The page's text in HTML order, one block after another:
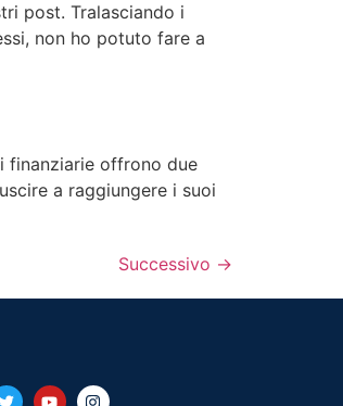
post. Tralasciando i
non ho potuto fare a
finanziarie offrono due
a raggiungere i suoi
Successivo →